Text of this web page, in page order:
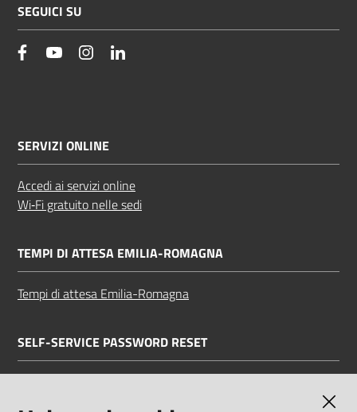
SEGUICI SU
facebookYouTube Instagram
SERVIZI ONLINE
Accedi ai servizi online
Wi‑Fi gratuito nelle sedi
TEMPI DI ATTESA EMILIA-ROMAGNA
Tempi di attesa Emilia-Romagna
SELF-SERVICE PASSWORD RESET